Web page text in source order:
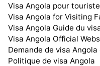
Visa Angola pour
Visa Angola for Visiting
Visa Angola Guide du
Visa Angola Official
Demande de visa Angola
Politique de visa Angola